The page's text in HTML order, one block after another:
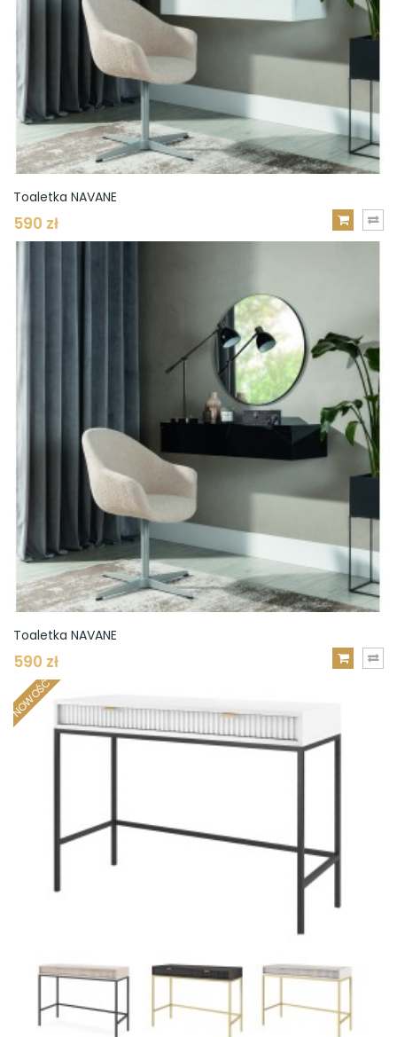
Toaletka NAVANE
590 zł
Toaletka NAVANE
590 zł
NOWOŚĆ